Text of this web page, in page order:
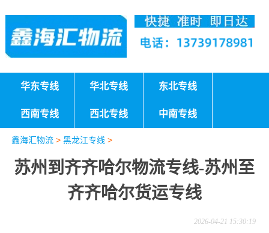
华东专线 华北专线 东北专线
西南专线 西北专线 中南专线
鑫海汇物流> 黑龙江专线 >
苏州到齐齐哈尔物流专线-苏州至
齐齐哈尔货运专线
2026-04-21 15:30:19